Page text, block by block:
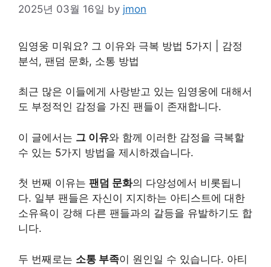
2025년 03월 16일 by jmon
임영웅 미워요? 그 이유와 극복 방법 5가지 | 감정
분석, 팬덤 문화, 소통 방법
최근 많은 이들에게 사랑받고 있는 임영웅에 대해서
도 부정적인 감정을 가진 팬들이 존재합니다.
이 글에서는 그 이유와 함께 이러한 감정을 극복할
수 있는 5가지 방법을 제시하겠습니다.
첫 번째 이유는 팬덤 문화의 다양성에서 비롯됩니
다. 일부 팬들은 자신이 지지하는 아티스트에 대한
소유욕이 강해 다른 팬들과의 갈등을 유발하기도 합
니다.
두 번째로는 소통 부족이 원인일 수 있습니다. 아티